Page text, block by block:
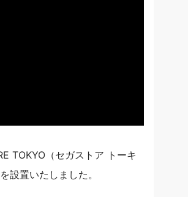
TOKYO（セガストア トーキ
置いたしました。